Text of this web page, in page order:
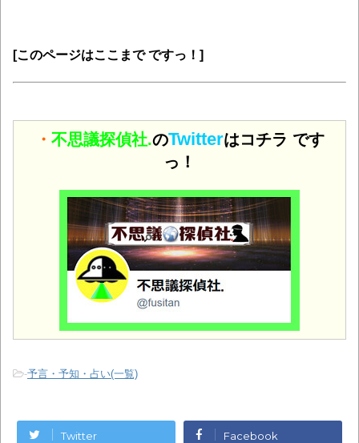
[このページはここまで ですっ！]
・ 不思議探偵社.のTwitterはコチラ です
っ！
-予言・予知・占い(一覧)
Twitter Facebook